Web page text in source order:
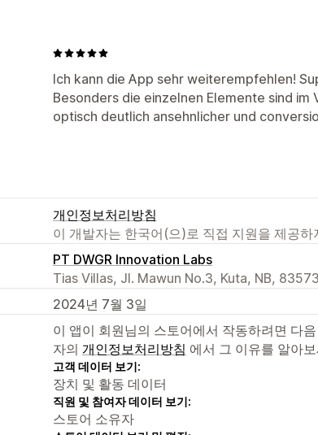
Ich kann die App sehr weiterempfehlen!
Besonders die einzelnen Elemente sind im
optisch deutlich ansehnlicher und
개인정보처리방침
이 개발자는 한국어(으)로 직접 지원을 제공하
PT DWGR Innovation Labs
Tias Villas, Jl. Mawun No.3, Kuta, NB,
2024년 7월 3일
이 앱이 회원님의 스토어에서 작동하려면 다
자의 개인정보처리방침 에서 그 이유를 알아
고객 데이터 보기:
장치 및 활동 데이터
직원 및 참여자 데이터 보기:
스토어 소유자